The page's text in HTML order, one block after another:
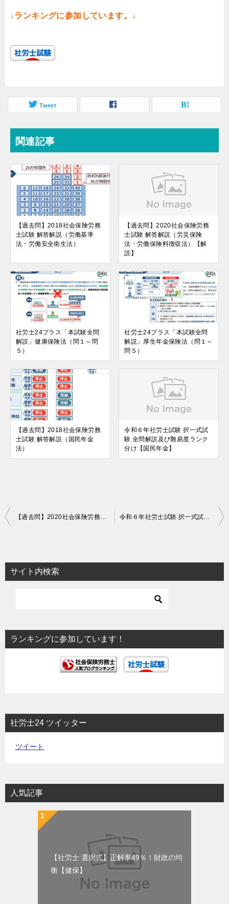
↓ランキングに参加しています。↓
Tweet
関連記事
【過去問】2018社会保険労務
士試験 解答解説（労働基準
法・労働安全衛生法）
【過去問】2020社会保険労務
士試験 解答解説（労災保険
法・労働保険料徴収法）【解
説】
社労士24プラス「本試験全問
解説」健康保険法（問１～問
５）
社労士24プラス「本試験全問
解説」厚生年金保険法（問１～
問５）
【過去問】2018社会保険労務
士試験 解答解説（国民年金
法）
令和６年社労士試験 択一式試
験 全問解説及び難易度ランク
分け【国民年金】
投
ビ
ゲ
ョ
ン
【過去問】2020社会保険労務士試験 解答解説（厚生年金保険法）【解説】 令和６年社労士試験 択一式試験 全問解説及び難易度ランク分け【厚生年金保険】
サイト内検索
ランキングに参加しています！
社労士24 ツイッター
ツイート
人気記事
【社労士 選択式】正解率49％！財政の均
衡【健保】